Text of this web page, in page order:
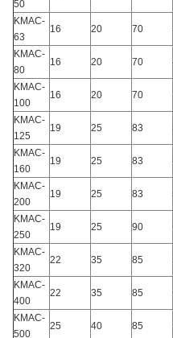
50
KMAC-
63
16 20 70
KMAC-
80
16 20 70
KMAC-
100
16 20 70
KMAC-
125
19 25 83
KMAC-
160
19 25 83
KMAC-
200
19 25 83
KMAC-
250
19 25 90
KMAC-
320
22 35 85
KMAC-
400
22 35 85
KMAC-
500
25 40 85